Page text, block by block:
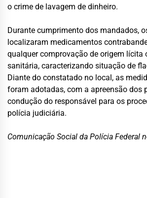
o crime de lavagem de dinheiro.
Durante cumprimento dos mandados,
localizaram medicamentos
qualquer comprovação de origem lícita
sanitária, caracterizando situação de
Diante do constatado no local, as
foram adotadas, com a apreensão dos
condução do responsável para os
polícia judiciária.
Comunicação Social da Polícia Federal